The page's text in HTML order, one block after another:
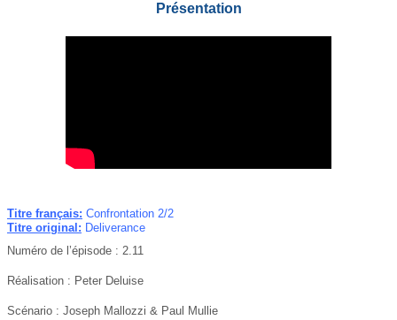
Présentation
Titre français: Confrontation 2/2
Titre original: Deliverance
Numéro de l’épisode : 2.11
Réalisation : Peter Deluise
Scénario : Joseph Mallozzi & Paul Mullie